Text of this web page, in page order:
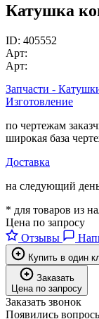
Катушка
ID: 405552
Арт:
Арт:
Запчасти -
Изготовление
по чертежам
широкая база
Доставка
на следующий
* для товаров из
Цена по запросу
Отзывы
Купить в один
Заказать
Цена по запросу
Заказать звонок
Появились